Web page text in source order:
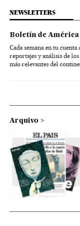
NEWSLETTERS
Boletín de América
Cada semana en tu
reportajes y análisis de
más relevantes del
Arquivo